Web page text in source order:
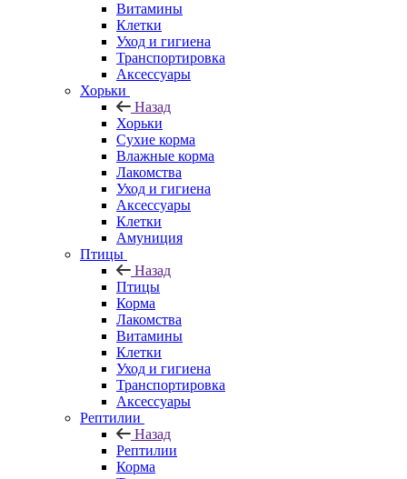
Витамины
Клетки
Уход и гигиена
Транспортировка
Аксессуары
Хорьки
Назад
Хорьки
Сухие корма
Влажные корма
Лакомства
Уход и гигиена
Аксессуары
Клетки
Амуниция
Птицы
Назад
Птицы
Корма
Лакомства
Витамины
Клетки
Уход и гигиена
Транспортировка
Аксессуары
Рептилии
Назад
Рептилии
Корма